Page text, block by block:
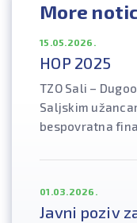
More
15.05.2026.
HOP 2025
TZO Sali –
Saljskim
bespovratna
01.03.2026.
Javni poziv